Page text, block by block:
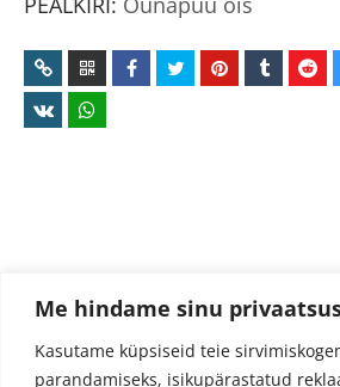
Me hindame sinu
Kasutame küpsiseid teie
parandamiseks, isikupärastatud